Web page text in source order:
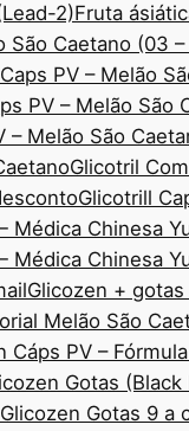
2)Fruta
São Caetano (03
PV – Melão
PV – Melão São
– Melão São
Glicotril
Glicotrill
Médica Chinesa
Médica Chinesa
Glicozen +
Melão São
Cáps PV –
Gotas
Glicozen Gotas 9 a